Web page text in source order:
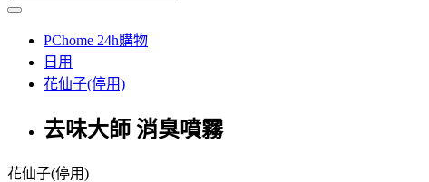
PChome 24h購物
日用
花仙子(停用)
去味大師 消臭噴霧
花仙子(停用)